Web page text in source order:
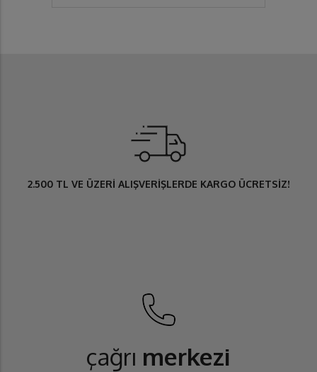
2.500 TL VE ÜZERİ ALIŞVERİŞLERDE KARGO ÜCRETSİZ!
çağrı merkezi